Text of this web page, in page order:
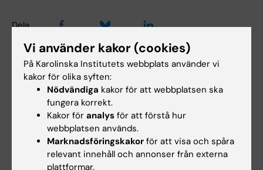
Dela
Relaterade artiklar
Vi använder kakor (cookies)
På Karolinska Institutets webbplats använder vi
kakor för olika syften:
Nödvändiga kakor för att webbplatsen ska
fungera korrekt.
Kakor för analys för att förstå hur
webbplatsen används.
Marknadsföringskakor för att visa och spåra
relevant innehåll och annonser från externa
plattformar.